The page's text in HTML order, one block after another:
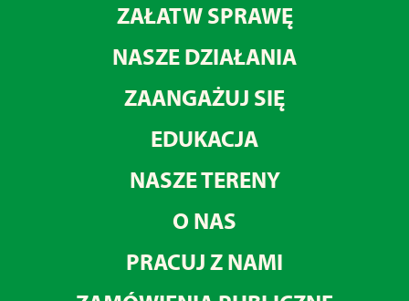
ZAŁATW SPRAWĘ
NASZE DZIAŁANIA
ZAANGAŻUJ SIĘ
EDUKACJA
NASZE TERENY
O NAS
PRACUJ Z NAMI